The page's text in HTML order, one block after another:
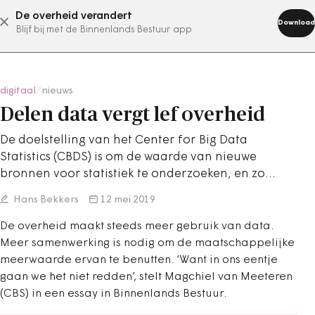
De overheid verandert
Blijf bij met de Binnenlands Bestuur app
Download
abonneer nu
digitaal nieuws
Delen data vergt lef overheid
De doelstelling van het Center for Big Data
Statistics (CBDS) is om de waarde van nieuwe
bronnen voor statistiek te onderzoeken, en zo…
Hans Bekkers 12 mei 2019
De overheid maakt steeds meer gebruik van data.
Meer samenwerking is nodig om de maatschappelijke
meerwaarde ervan te benutten. ‘Want in ons eentje
gaan we het niet redden’, stelt Magchiel van Meeteren
(CBS) in een essay in Binnenlands Bestuur.